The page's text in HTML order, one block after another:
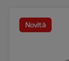
Novità